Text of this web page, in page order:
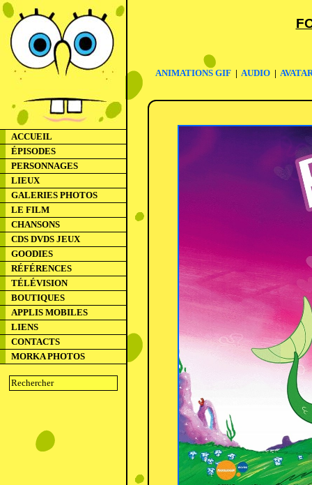
ACCUEIL
ÉPISODES
PERSONNAGES
LIEUX
GALERIES PHOTOS
LE FILM
CHANSONS
CDS DVDS JEUX
GOODIES
RÉFÉRENCES
TÉLÉVISION
BOUTIQUES
APPLIS MOBILES
LIENS
CONTACTS
MORKA PHOTOS
ANIMATIONS GIF| AUDIO|